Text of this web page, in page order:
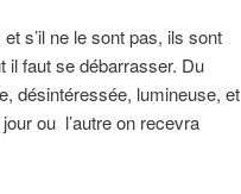
s’il ne le sont pas, ils sont
il faut se débarrasser. Du
désintéressée, lumineuse, et
ou l’autre on recevra